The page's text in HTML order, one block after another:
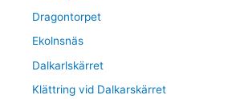
Dragontorpet
Ekolnsnäs
Dalkarlskärret
Klättring vid Dalkarskärret